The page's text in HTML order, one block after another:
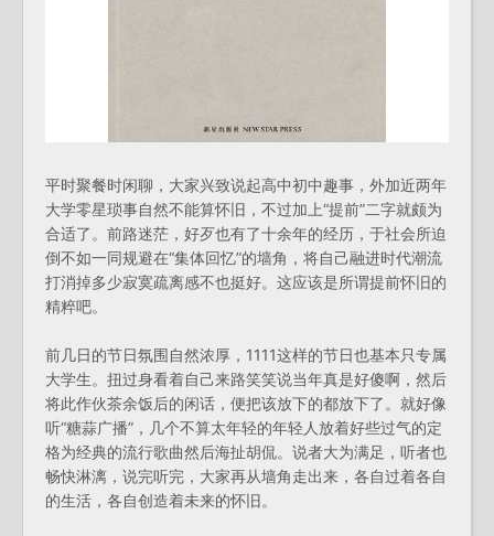
平时聚餐时闲聊，大家兴致说起高中初中趣事，外加近两年
大学零星琐事自然不能算怀旧，不过加上“提前”二字就颇为
合适了。前路迷茫，好歹也有了十余年的经历，于社会所迫
倒不如一同规避在“集体回忆”的墙角，将自己融进时代潮流
打消掉多少寂寞疏离感不也挺好。这应该是所谓提前怀旧的
精粹吧。
前几日的节日氛围自然浓厚，1111这样的节日也基本只专属
大学生。扭过身看着自己来路笑笑说当年真是好傻啊，然后
将此作伙茶余饭后的闲话，便把该放下的都放下了。就好像
听“糖蒜广播”，几个不算太年轻的年轻人放着好些过气的定
格为经典的流行歌曲然后海扯胡侃。说者大为满足，听者也
畅快淋漓，说完听完，大家再从墙角走出来，各自过着各自
的生活，各自创造着未来的怀旧。